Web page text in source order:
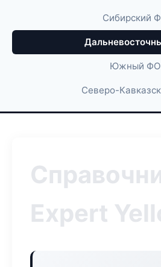
Сибирский
Южный ФО
Северо-
Expert